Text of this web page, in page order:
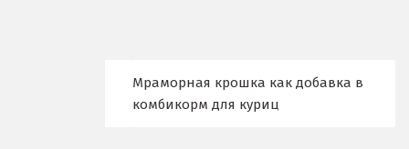
Мраморная крошка как добавка в
комбикорм для куриц